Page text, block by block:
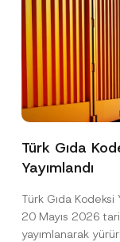
Türk Gıda
Yayımlandı
Türk Gıda
20 Mayıs 2026
yayımlanarak
Firma